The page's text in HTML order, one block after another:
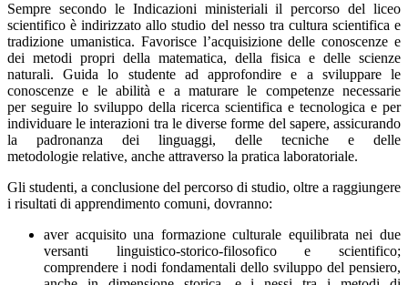
Sempre secondo le Indicazioni ministeriali il percorso del liceo
scientifico è indirizzato allo studio del nesso tra cultura scientifica e
tradizione umanistica. Favorisce l’acquisizione delle conoscenze e
dei metodi propri della matematica, della fisica e delle scienze
naturali. Guida lo studente ad approfondire e a sviluppare le
conoscenze e le abilità e a maturare le competenze necessarie
per seguire lo sviluppo della ricerca scientifica e tecnologica e per
individuare le interazioni tra le diverse forme del sapere, assicurando
la padronanza dei linguaggi, delle tecniche e delle
metodologie relative, anche attraverso la pratica laboratoriale.
Gli studenti, a conclusione del percorso di studio, oltre a raggiungere
i risultati di apprendimento comuni, dovranno:
aver acquisito una formazione culturale equilibrata nei due
versanti linguistico-storico-filosofico e scientifico;
comprendere i nodi fondamentali dello sviluppo del pensiero,